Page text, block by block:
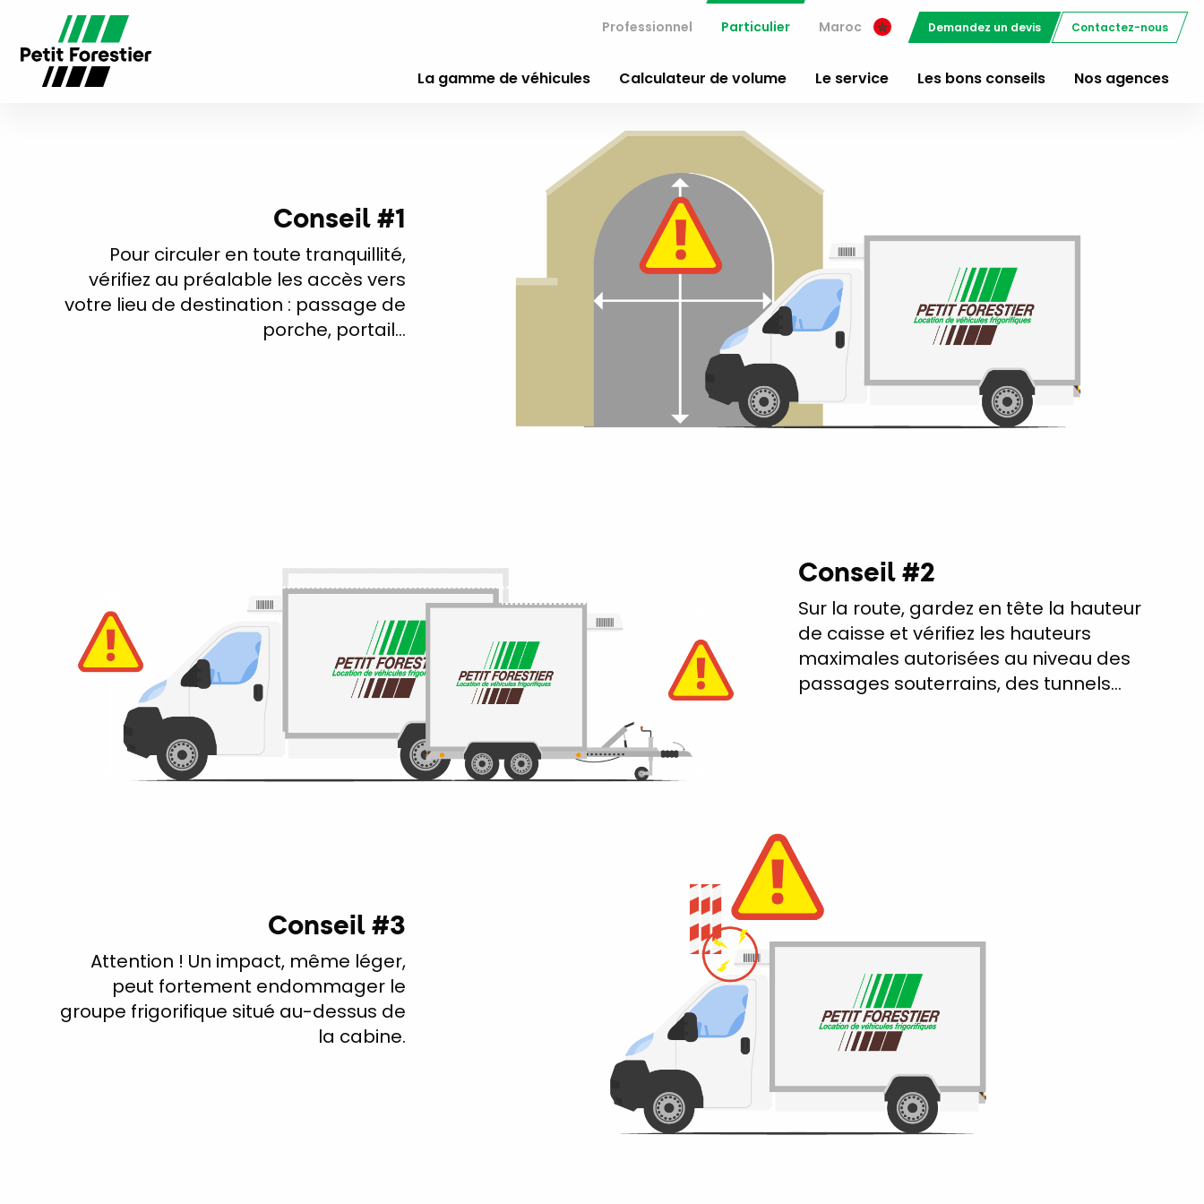
Professionnel Particulier Maroc Demandez un devis Contactez-nous
La gamme de véhicules Calculateur de volume Le service Les bons conseils Nos agences
Conseil #1
Pour circuler en toute tranquillité,
vérifiez au préalable les accès vers
votre lieu de destination : passage de
porche, portail…
Conseil #2
Sur la route, gardez en tête la hauteur
de caisse et vérifiez les hauteurs
maximales autorisées au niveau des
passages souterrains, des tunnels…
Conseil #3
Attention ! Un impact, même léger,
peut fortement endommager le
groupe frigorifique situé au-dessus de
la cabine.